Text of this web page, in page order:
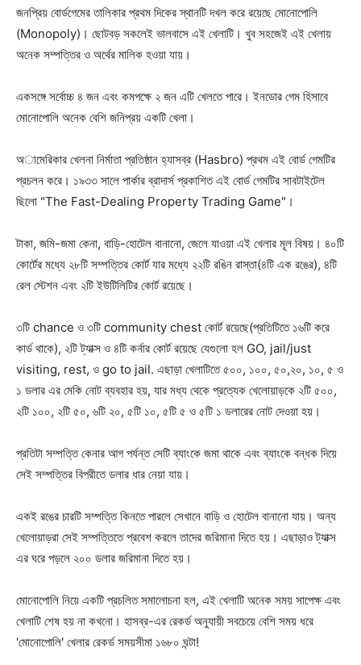
জনপ্রিয় বোর্ডগেমের তালিকার প্রথম দিকের স্থানটি দখল করে রয়েছে মোনোপোলি
(Monopoly)। ছোটবড় সকলেই ভালবাসে এই খেলাটি। খুব সহজেই এই খেলায়
অনেক সম্পত্তির ও অর্থের মালিক হওয়া যায়।
একসঙ্গে সর্বোচ্চ ৪ জন এবং কমপক্ষে ২ জন এটি খেলতে পারে। ইনডোর গেম হিসাবে
মোনোপোলি অনেক বেশি জনিপ্রয় একটি খেলা।
অামেরিকার খেলনা নির্মাতা প্রতিষ্ঠান হ্যাসব্র (Hasbro) প্রথম এই বোর্ড গেমটির
প্রচলন করে। ১৯৩৩ সালে পার্কার ব্রাদার্স প্রকাশিত এই বোর্ড গেমটির সাবটাইটেল
ছিলো "The Fast-Dealing Property Trading Game"।
টাকা, জমি-জমা কেনা, বাড়ি-হোটেল বানানো, জেলে যাওয়া এই খেলার মূল বিষয়। ৪০টি
কোর্টের মধ্যে ২৮টি সম্পত্তির কোর্ট যার মধ্যে ২২টি রঙিন রাস্তা(৪টি এক রঙের), ৪টি
রেল স্টেশন এবং ২টি ইউটিলিটির কোর্ট রয়েছে।
৩টি chance ও ৩টি community chest কোর্ট রয়েছে(প্রতিটিতে ১৬টি করে
কার্ড থাকে), ২টি ট্যাক্স ও ৪টি কর্নার কোর্ট রয়েছে যেগুলো হল GO, jail/just
visiting, rest, ও go to jail. এছাড়া খেলাটিতে ৫০০, ১০০, ৫০,২০, ১০, ৫ ও
১ ডলার এর মেকি নোট ব্যবহার হয়, যার মধ্য থেকে প্রত্যেক খেলোয়াড়কে ২টি ৫০০,
২টি ১০০, ২টি ৫০, ৬টি ২০, ৫টি ১০, ৫টি ৫ ও ৫টি ১ ডলারের নোট দেওয়া হয়।
প্রতিটা সম্পত্তি কেনার আগ পর্যন্ত সেটি ব্যাংকে জমা থাকে এবং ব্যাংকে বন্ধক দিয়ে
সেই সম্পত্তির বিপরীতে ডলার ধার নেয়া যায়।
একই রঙের চারটি সম্পত্তি কিনতে পারলে সেখানে বাড়ি ও হোটেল বানানো যায়। অন্য
খেলোয়াড়রা সেই সম্পত্তিতে প্রবেশ করলে তাদের জরিমানা দিতে হয়। এছাড়াও ট্যাক্স
এর ঘরে পড়লে ২০০ ডলার জরিমানা দিতে হয়।
মোনোপোলি নিয়ে একটি প্রচলিত সমালোচনা হল, এই খেলাটি অনেক সময় সাপেক্ষ এবং
খেলাটি শেষ হয় না কখনো। হাসব্র-এর রেকর্ড অনুযায়ী সবচেয়ে বেশি সময় ধরে
'মোনোপোলি' খেলার রেকর্ড সময়সীমা ১৬৮০ ঘন্টা!